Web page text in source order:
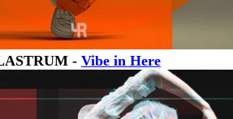
- Vibe in Here